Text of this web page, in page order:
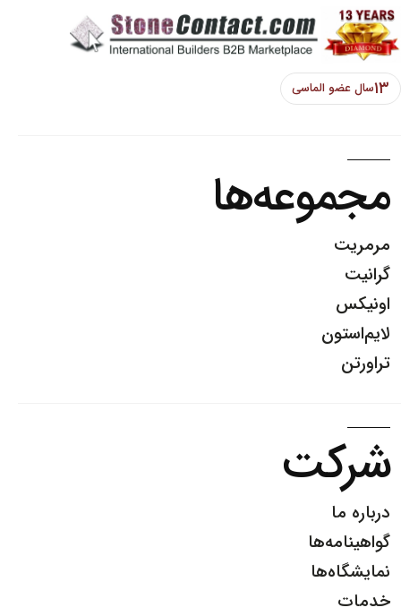
۱۳سال عضو الماسی
مجموعه‌ها
مرمریت
گرانیت
اونیکس
لایم‌استون
تراورتن
شرکت
درباره ما
گواهینامه‌ها
نمایشگاه‌ها
خدمات